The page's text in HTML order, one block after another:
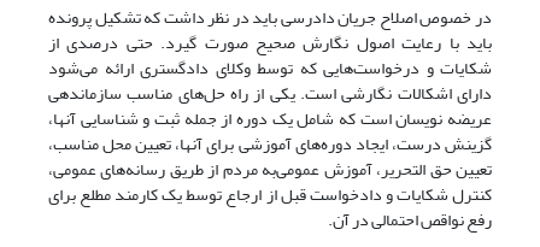
در خصوص اصلاح جریان دادرسی باید در نظر داشت که تشکیل پرونده
باید با رعایت اصول نگارش صحیح صورت گیرد. حتی درصدی از
شکایات و درخواست‌هایی که توسط وکلای دادگستری ارائه می‌‌‌شود
دارای اشکالات نگارشی است. یکی از راه حل‌های مناسب سازماندهی
عریضه نویسان است که شامل یک دوره از جمله ثبت و شناسایی آنها،
گزینش درست، ایجاد دوره‌های آموزشی برای آنها، تعیین محل مناسب،
تعیین حق التحریر، آموزش عمومی‌‌‌به مردم از طریق رسانه‌های عمومی،
کنترل شکایات و دادخواست قبل از ارجاع توسط یک کارمند مطلع برای
رفع نواقص احتمالی در آن.